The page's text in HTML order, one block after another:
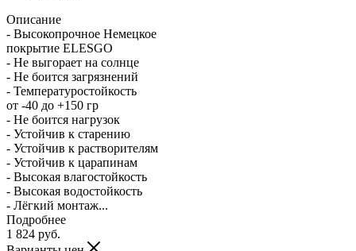
Описание
- Высокопрочное Немецкое
покрытие ELESGO
- Не выгорает на солнце
- Не боится загрязнений
- Температуростойкость
от -40 до +150 гр
- Не боится нагрузок
- Устойчив к старению
- Устойчив к растворителям
- Устойчив к царапинам
- Высокая влагостойкость
- Высокая водостойкость
- Лёгкий монтаж...
Подробнее
1 824 руб.